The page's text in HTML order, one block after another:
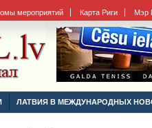
мероприятий Карта Риги Мэр
ЛАТВИЯ В МЕЖДУНАРОДНЫХ